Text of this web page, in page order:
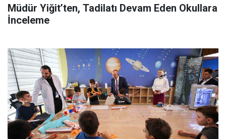
Müdür Yiğit’ten, Tadilatı Devam Eden Okullara
İnceleme